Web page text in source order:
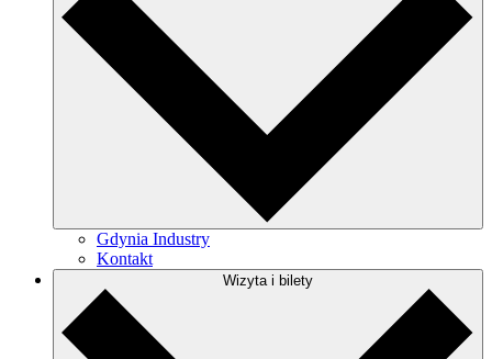
Gdynia Industry
Kontakt
Wizyta i bilety